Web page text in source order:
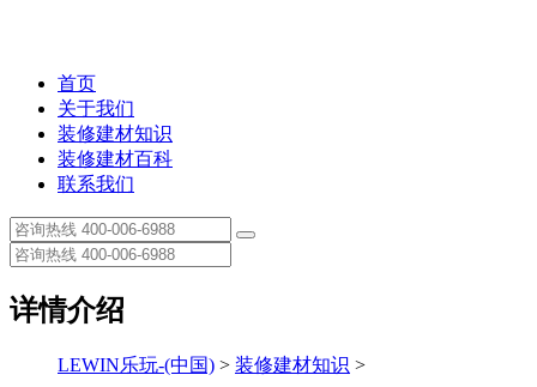
首页
关于我们
装修建材知识
装修建材百科
联系我们
详情介绍
LEWIN乐玩-(中国) > 装修建材知识 >